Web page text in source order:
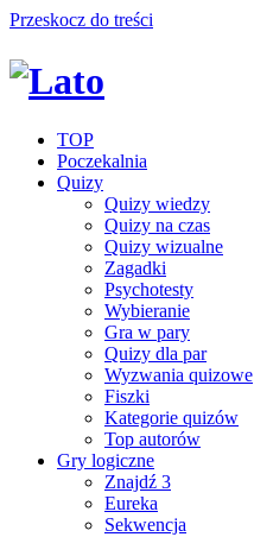
Przeskocz do treści
TOP
Poczekalnia
Quizy
Quizy wiedzy
Quizy na czas
Quizy wizualne
Zagadki
Psychotesty
Wybieranie
Gra w pary
Quizy dla par
Wyzwania quizowe
Fiszki
Kategorie quizów
Top autorów
Gry logiczne
Znajdź 3
Eureka
Sekwencja